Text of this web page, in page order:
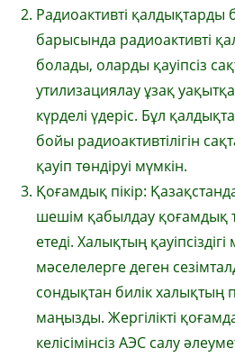
Радиоактивті
барысында радиоактивті
болады, оларды қауіпсіз
утилизациялау ұзақ
күрделі үдеріс. Бұл
бойы радиоактивтілігін
қауіп төндіруі мүмкін.
Қоғамдық пікір:
шешім қабылдау қоғамдық
етеді. Халықтың
мәселелерге деген
сондықтан билік халықтың
маңызды. Жергілікті
келісімінсіз АЭС салу